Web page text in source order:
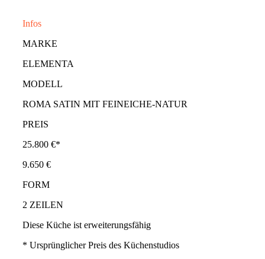
Infos
MARKE
ELEMENTA
MODELL
ROMA SATIN MIT FEINEICHE-NATUR
PREIS
25.800 €*
9.650 €
FORM
2 ZEILEN
Diese Küche ist erweiterungsfähig
* Ursprünglicher Preis des Küchenstudios